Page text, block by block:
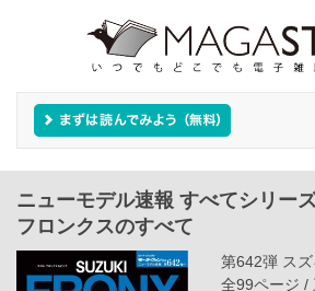
ニューモデル速報 すべてシリー
フロンクスのすべて
第642弾 ス
全99ページ /